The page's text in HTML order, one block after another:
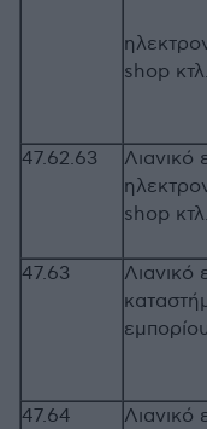
shop
47.62.63
Λιανικό
shop
47.63
Λιανικό
47.64
Λιανικό